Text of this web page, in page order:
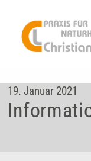
19. Januar 2021